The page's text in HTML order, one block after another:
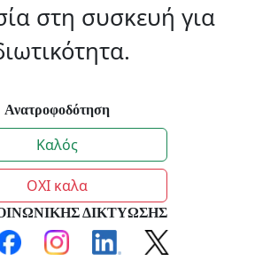
στη συσκευή για
Ανατροφοδότηση
Καλός
ΟΧΙ καλα
ΔΙΚΤΥΩΣΗΣ